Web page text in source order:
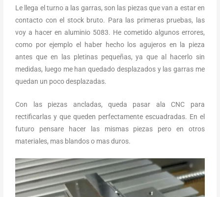
Le llega el turno a las garras, son las piezas que van a estar en
contacto con el stock bruto. Para las primeras pruebas, las
voy a hacer en aluminio 5083. He cometido algunos errores,
como por ejemplo el haber hecho los agujeros en la pieza
antes que en las pletinas pequeñas, ya que al hacerlo sin
medidas, luego me han quedado desplazados y las garras me
quedan un poco desplazadas.
Con las piezas ancladas, queda pasar ala CNC para
rectificarlas y que queden perfectamente escuadradas. En el
futuro pensare hacer las mismas piezas pero en otros
materiales, mas blandos o mas duros.